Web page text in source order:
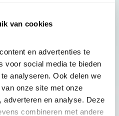
van cookies
en advertenties te
voor social media te bieden
analyseren. Ook delen we
onze site met onze
adverteren en analyse. Deze
combineren met andere